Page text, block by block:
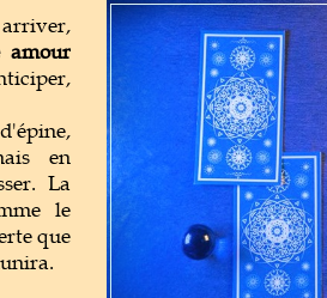
amour
en
La
le
que